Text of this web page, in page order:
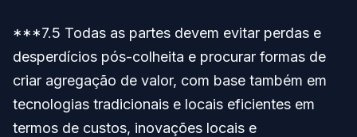
***7.5 Todas as partes devem evitar perdas e
desperdícios pós-colheita e procurar formas de
criar agregação de valor, com base também em
tecnologias tradicionais e locais eficientes em
termos de custos, inovações locais e